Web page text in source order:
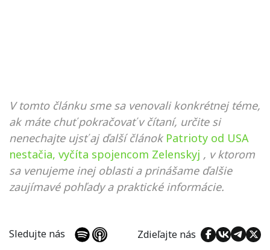
V tomto článku sme sa venovali konkrétnej téme,
ak máte chuť pokračovať v čítaní, určite si
nenechajte ujsť aj ďalší článok Patrioty od USA
nestačia, vyčíta spojencom Zelenskyj , v ktorom
sa venujeme inej oblasti a prinášame ďalšie
zaujímavé pohľady a praktické informácie.
Sledujte nás Zdieľajte nás